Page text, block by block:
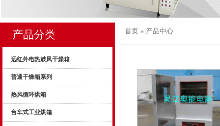
产品分类
远红外电热鼓风干燥箱
普通干燥箱系列
热风循环烘箱
台车式工业烘箱
首页 » 产品中心